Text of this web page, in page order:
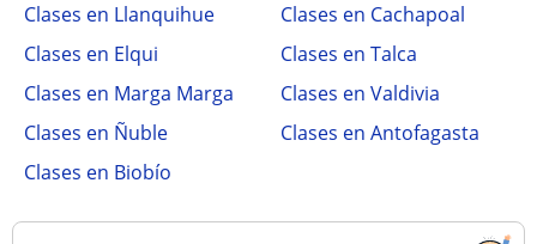
Clases en Llanquihue
Clases en Cachapoal
Clases en Elqui
Clases en Talca
Clases en Marga Marga
Clases en Valdivia
Clases en Ñuble
Clases en Antofagasta
Clases en Biobío